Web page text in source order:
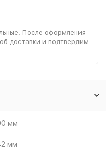
После оформления
доставки и подтвердим
мм
мм